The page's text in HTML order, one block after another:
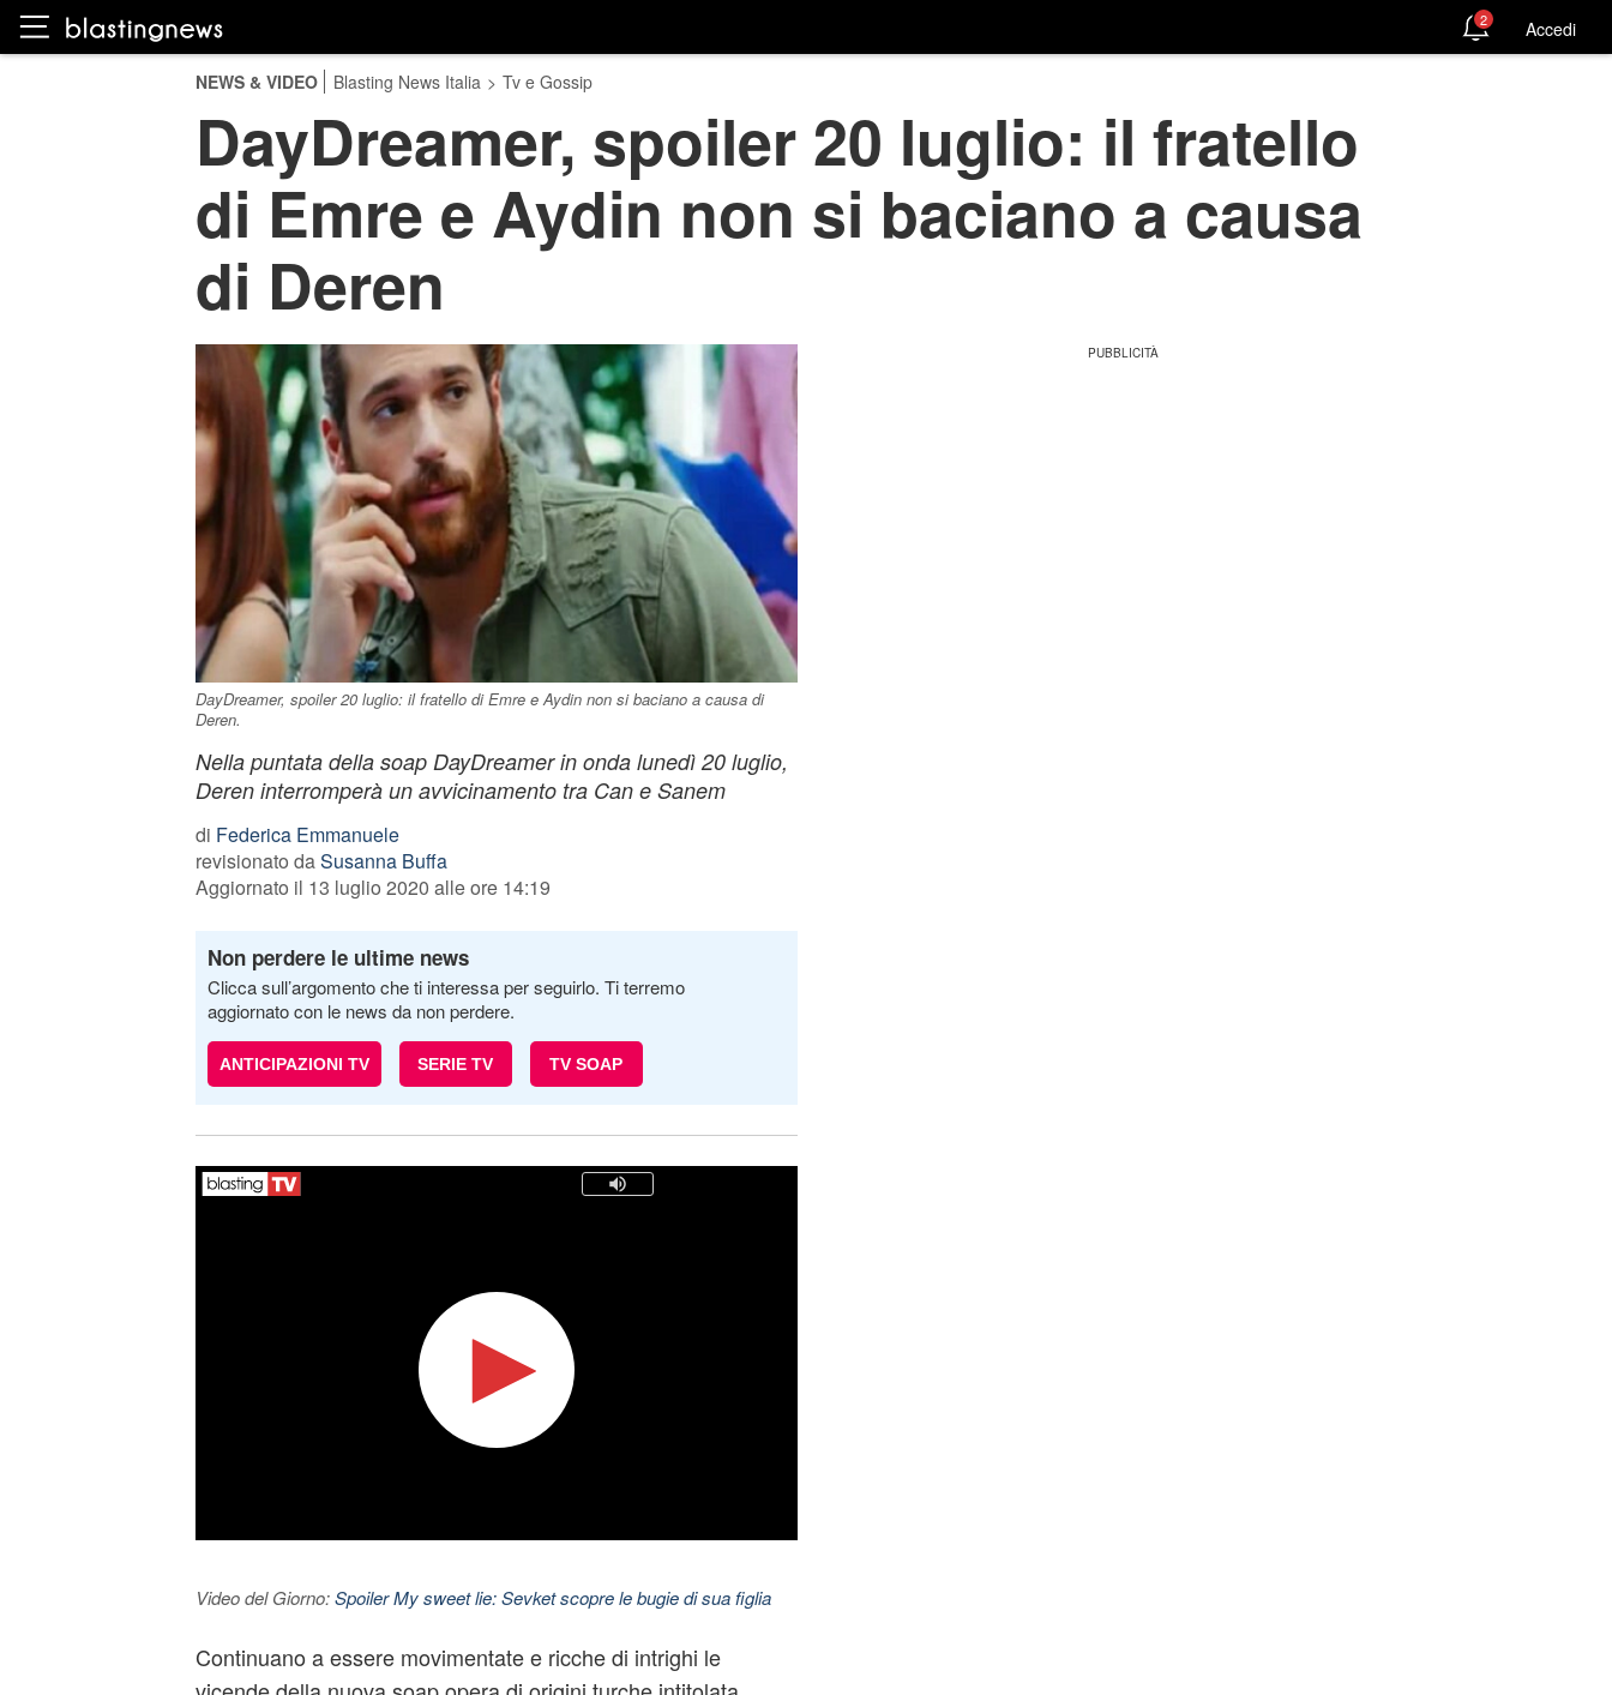
2 Accedi
NEWS & VIDEO Blasting News Italia > Tv e Gossip
DayDreamer, spoiler 20 luglio: il fratello
di Emre e Aydin non si baciano a causa
di Deren
DayDreamer, spoiler 20 luglio: il fratello di Emre e Aydin non si baciano a causa di
Deren.
Nella puntata della soap DayDreamer in onda lunedì 20 luglio,
Deren interromperà un avvicinamento tra Can e Sanem
di Federica Emmanuele
revisionato daSusanna Buffa
Aggiornato il 13 luglio 2020 alle ore 14:19
Non perdere le ultime news
Clicca sull’argomento che ti interessa per seguirlo. Ti terremo
aggiornato con le news da non perdere.
ANTICIPAZIONI TV SERIE TV TV SOAP
Video del Giorno:Spoiler My sweet lie: Sevket scopre le bugie di sua figlia
Continuano a essere movimentate e ricche di intrighi le